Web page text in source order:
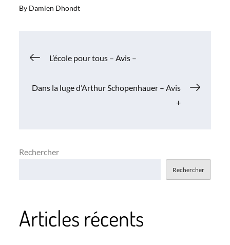
By Damien Dhondt
Navigation
de
L’école pour tous – Avis –
Dans la luge d’Arthur Schopenhauer – Avis
+
Rechercher
Rechercher
Articles récents